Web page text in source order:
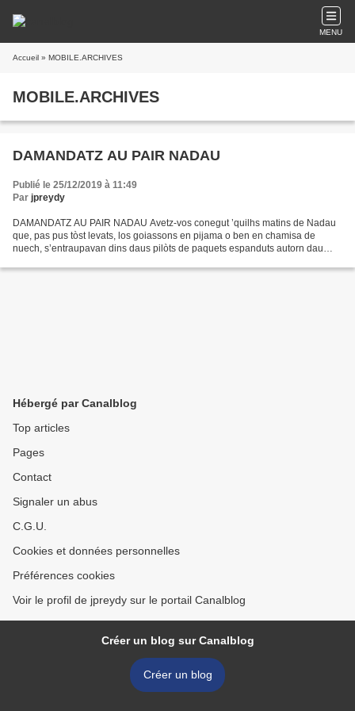
MENU
Accueil » MOBILE.ARCHIVES
MOBILE.ARCHIVES
DAMANDATZ AU PAIR NADAU
Publié le 25/12/2019 à 11:49
Par jpreydy
DAMANDATZ AU PAIR NADAU Avetz-vos conegut ’quilhs matins de Nadau
que, pas pus tòst levats, los goiassons en pijama o ben en chamisa de
nuech, s’entraupavan dins daus pilòts de paquets espanduts autorn dau
Hébergé par Canalblog
Top articles
Pages
Contact
Signaler un abus
C.G.U.
Cookies et données personnelles
Préférences cookies
Voir le profil de jpreydy sur le portail Canalblog
Créer un blog sur Canalblog
Créer un blog